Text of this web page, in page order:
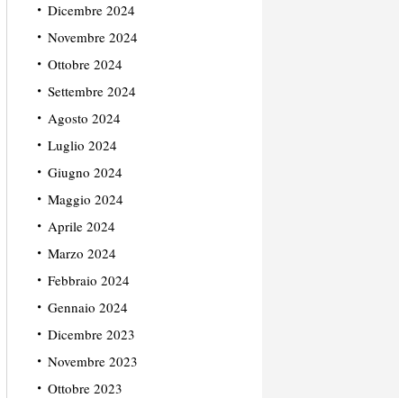
Dicembre 2024
Novembre 2024
Ottobre 2024
Settembre 2024
Agosto 2024
Luglio 2024
Giugno 2024
Maggio 2024
Aprile 2024
Marzo 2024
Febbraio 2024
Gennaio 2024
Dicembre 2023
Novembre 2023
Ottobre 2023